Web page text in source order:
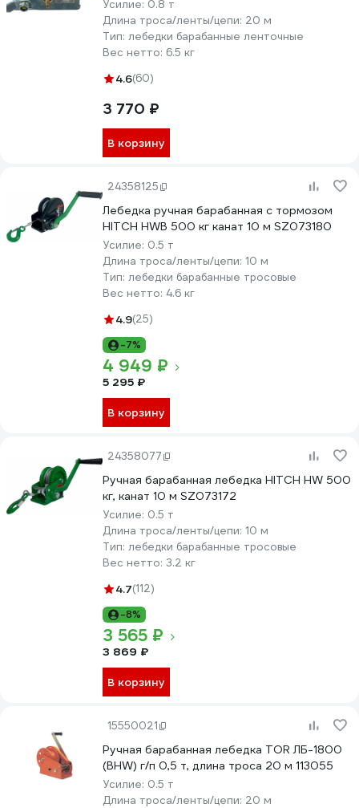
Усилие: 0.8 т
Длина троса/ленты/цепи: 20 м
Тип: лебедки барабанные ленточные
Вес нетто: 6.5 кг
4.6(60)
3 770 ₽
В корзину
24358125
Лебедка ручная барабанная с тормозом
HITCH HWB 500 кг канат 10 м SZ073180
Усилие: 0.5 т
Длина троса/ленты/цепи: 10 м
Тип: лебедки барабанные тросовые
Вес нетто: 4.6 кг
4.9(25)
-7%
4 949 ₽
5 295 ₽
В корзину
24358077
Ручная барабанная лебедка HITCH HW 500
кг, канат 10 м SZ073172
Усилие: 0.5 т
Длина троса/ленты/цепи: 10 м
Тип: лебедки барабанные тросовые
Вес нетто: 3.2 кг
4.7(112)
-8%
3 565 ₽
3 869 ₽
В корзину
15550021
Ручная барабанная лебедка TOR ЛБ-1800
(BHW) г/п 0,5 т, длина троса 20 м 113055
Усилие: 0.5 т
Длина троса/ленты/цепи: 20 м